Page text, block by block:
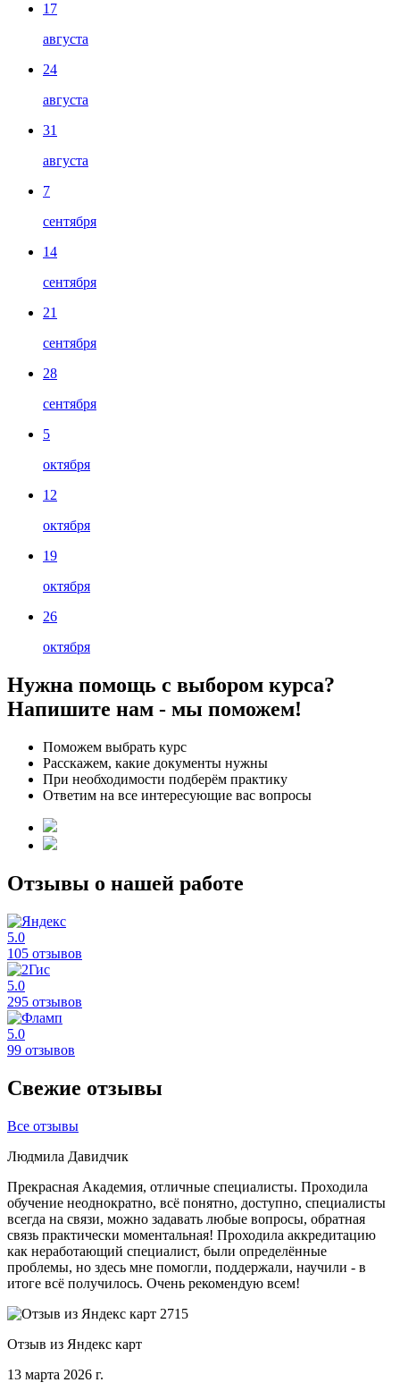
17
августа
24
августа
31
августа
7
сентября
14
сентября
21
сентября
28
сентября
5
октября
12
октября
19
октября
26
октября
Нужна помощь с выбором курса?
Напишите нам - мы поможем!
Поможем выбрать курс
Расскажем, какие документы нужны
При необходимости подберём практику
Ответим на все интересующие вас вопросы
Отзывы о нашей работе
5.0
105 отзывов
5.0
295 отзывов
5.0
99 отзывов
Свежие отзывы
Все отзывы
Людмила Давидчик
Прекрасная Академия, отличные специалисты. Проходила
обучение неоднократно, всё понятно, доступно, специалисты
всегда на связи, можно задавать любые вопросы, обратная
связь практически моментальная! Проходила аккредитацию
как неработающий специалист, были определённые
проблемы, но здесь мне помогли, поддержали, научили - в
итоге всё получилось. Очень рекомендую всем!
Отзыв из Яндекс карт
13 марта 2026 г.